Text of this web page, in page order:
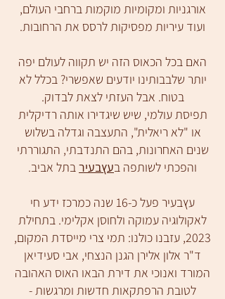
אורגניות ומקומיות מוקמות ברחבי העולם,
ועוד עיריות מפסיקות לרסס את הרחובות.
האם בכל הכאוס הזה יש תקווה לעולם יפה
יותר שלבבותינו יודעים שאפשרי? בכלל לא
בטוח. אבל העזתי לצאת לבדוק.
תפיסת עולמי, שיש שיגדירו אותה רדיקלית
או "לא ריאלית", התעצבה וגדלה בשלוש
שנים האחרונות, בהם התנדבתי, התגוררתי
והפכתי לשותפה בעץבעירבתל אביב.
עץבעיר פעל כ-16 שנה כמרכז ידע חי
לאקולוגיה עמוקה ולחוסן אקלימי. בתחילת
2023, עזבנו כולנו: תמי צרי מייסדת המקום,
ד"ר אלון אלירן הגנן הנצחי, אבי סעידיאן
המורד ואנוכי את דירת הבאו האוס האהובה
לטובת הרפתקאות חדשות ומרגשות -